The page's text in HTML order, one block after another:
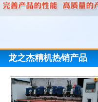
龙之杰精机热销产品